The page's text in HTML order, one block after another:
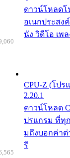
ดาวน์โหลดโ
อเนกประสง
นัง วิดีโอ เพ
CPU-Z (โปร
2.20.1
ดาวน์โหลด
ปรแกรม ที่ทุ
มถึงบอกค่าต่
รี